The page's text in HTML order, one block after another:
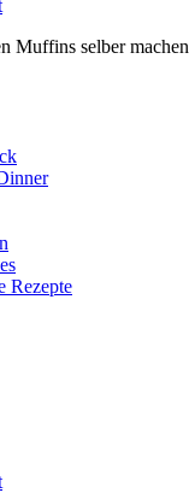
Muffins selber machen
Rezepte